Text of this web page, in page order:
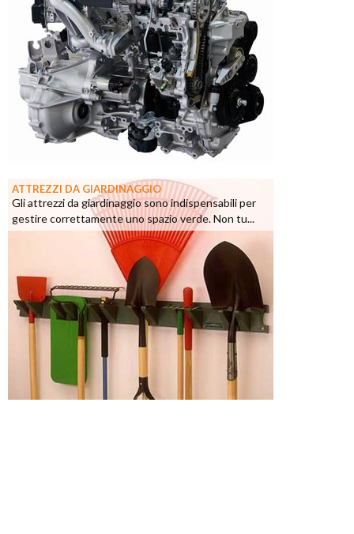
ATTREZZI DA GIARDINAGGIO
Gli attrezzi da giardinaggio sono indispensabili per
gestire correttamente uno spazio verde. Non tu...